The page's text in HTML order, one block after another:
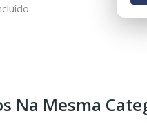
Na Mesma